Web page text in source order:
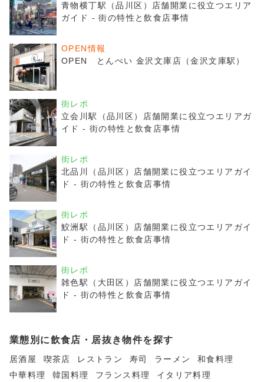
青物横丁駅（品川区）店舗開業に役立つエリア
ガイド - 街の特性と飲食店事情
OPEN情報
OPEN とんぺい 金沢文庫店（金沢文庫駅）
街レポ
立会川駅（品川区）店舗開業に役立つエリアガ
イド - 街の特性と飲食店事情
街レポ
北品川（品川区）店舗開業に役立つエリアガイ
ド - 街の特性と飲食店事情
街レポ
鮫洲駅（品川区）店舗開業に役立つエリアガイ
ド - 街の特性と飲食店事情
街レポ
雑色駅（大田区）店舗開業に役立つエリアガイ
ド - 街の特性と飲食店事情
業態別に飲食店・居抜き物件を探す
居酒屋 喫茶店 レストラン 寿司 ラーメン
和食料理
中華料理
韓国料理 フランス料理
イタリア料理